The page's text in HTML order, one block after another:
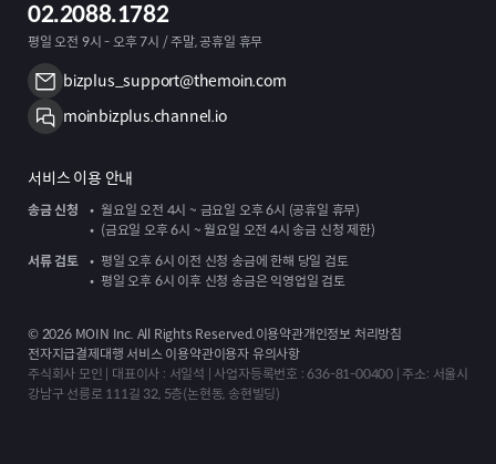
02.2088.1782
평일 오전 9시 - 오후 7시 / 주말, 공휴일 휴무
bizplus_support@themoin.com
moinbizplus.channel.io
서비스 이용 안내
송금 신청
월요일 오전 4시 ~ 금요일 오후 6시 (공휴일 휴무)
(금요일 오후 6시 ~ 월요일 오전 4시 송금 신청 제한)
서류 검토
평일 오후 6시 이전 신청 송금에 한해 당일 검토
평일 오후 6시 이후 신청 송금은 익영업일 검토
© 2026MOIN Inc. All Rights Reserved.이용약관개인정보 처리방침
전자지급결제대행 서비스 이용약관이용자 유의사항
주식회사 모인 | 대표이사 : 서일석 | 사업자등록번호 : 636-81-00400 | 주소: 서울시
강남구 선릉로 111길 32, 5층(논현동, 송현빌딩)